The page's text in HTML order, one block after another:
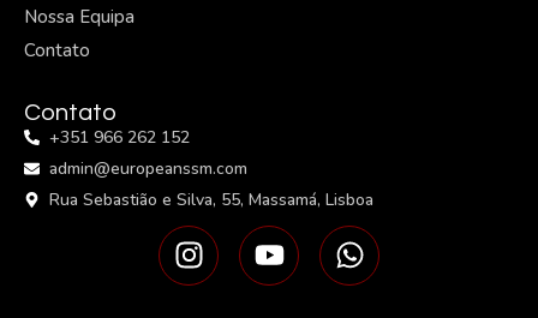
Nossa Equipa
Contato
Contato
+351 966 262 152
admin@europeanssm.com
Rua Sebastião e Silva, 55, Massamá, Lisboa